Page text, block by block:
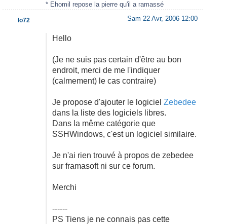
* Ehomil repose la pierre qu'il a ramassé
Sam 22 Avr, 2006 12:00
Hello
(Je ne suis pas certain d'être au bon
endroit, merci de me l'indiquer
(calmement) le cas contraire)
Je propose d'ajouter le logiciel Zebedee
dans la liste des logiciels libres.
Dans la même catégorie que
SSHWindows, c'est un logiciel similaire.
Je n'ai rien trouvé à propos de zebedee
sur framasoft ni sur ce forum.
Merchi
------
PS Tiens je ne connais pas cette
lo72